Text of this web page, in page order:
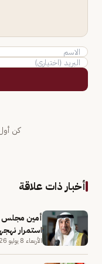
كن
أخبار ذات علاقة
أمين مجلس
استمرار
الأربعاء 8 يوليو 2026